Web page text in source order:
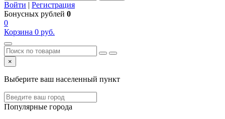
Войти | Регистрация
Бонусных рублей 0
0
Корзина 0 руб.
×
Выберите ваш населенный пункт
Популярные города